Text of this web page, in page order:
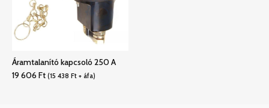
Áramtalanító kapcsoló 250 A
19 606 Ft (15 438 Ft + áfa)